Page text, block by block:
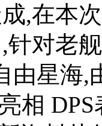
,在本
针对老
由星海,
相